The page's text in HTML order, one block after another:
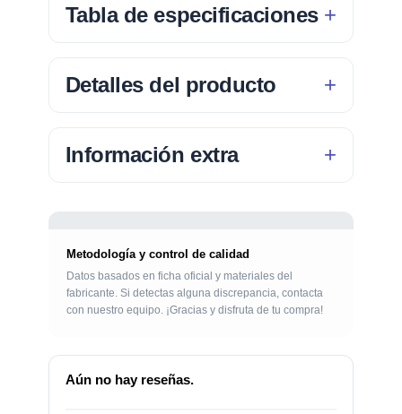
Tabla de especificaciones
Detalles del producto
Información extra
Metodología y control de calidad
Datos basados en ficha oficial y materiales del
fabricante. Si detectas alguna discrepancia, contacta
con nuestro equipo. ¡Gracias y disfruta de tu compra!
Aún no hay reseñas.